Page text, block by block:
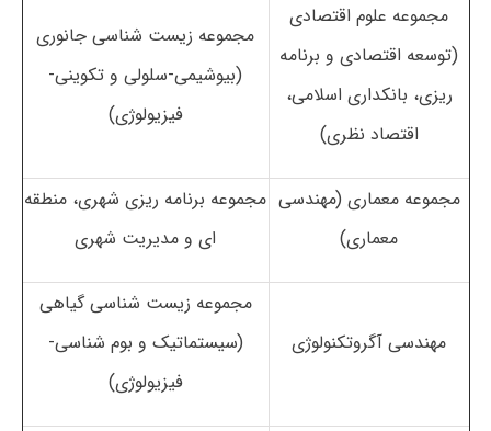
مجموعه علوم اقتصادی
(توسعه اقتصادی و برنامه
ریزی، بانکداری اسلامی،
اقتصاد نظری)
مجموعه زیست شناسی جانوری
(بیوشیمی-سلولی و تکوینی-
فیزیولوژی)
مجموعه معماری (مهندسی
معماری)
مجموعه برنامه ریزی شهری، منطقه
ای و مدیریت شهری
مهندسی آگروتکنولوژی
مجموعه زیست شناسی گیاهی
(سیستماتیک و بوم شناسی-
فیزیولوژی)